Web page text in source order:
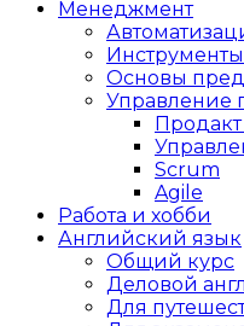
Менеджмент
Основы
Управление
Scrum
Agile
Работа и хобби
Английский язык
Общий курс
Деловой
Для